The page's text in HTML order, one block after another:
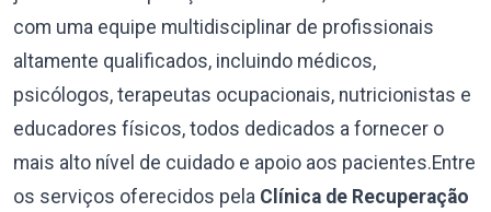
com uma equipe multidisciplinar de profissionais
altamente qualificados, incluindo médicos,
psicólogos, terapeutas ocupacionais, nutricionistas e
educadores físicos, todos dedicados a fornecer o
mais alto nível de cuidado e apoio aos pacientes.Entre
os serviços oferecidos pela Clínica de Recuperação